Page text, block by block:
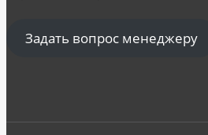
Задать вопрос менеджеру